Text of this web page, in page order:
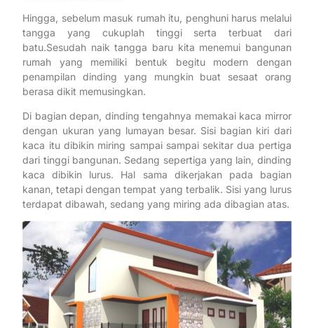
Hingga, sebelum masuk rumah itu, penghuni harus melalui
tangga yang cukuplah tinggi serta terbuat dari
batu.Sesudah naik tangga baru kita menemui bangunan
rumah yang memiliki bentuk begitu modern dengan
penampilan dinding yang mungkin buat sesaat orang
berasa dikit memusingkan.
Di bagian depan, dinding tengahnya memakai kaca mirror
dengan ukuran yang lumayan besar. Sisi bagian kiri dari
kaca itu dibikin miring sampai sampai sekitar dua pertiga
dari tinggi bangunan. Sedang sepertiga yang lain, dinding
kaca dibikin lurus. Hal sama dikerjakan pada bagian
kanan, tetapi dengan tempat yang terbalik. Sisi yang lurus
terdapat dibawah, sedang yang miring ada dibagian atas.